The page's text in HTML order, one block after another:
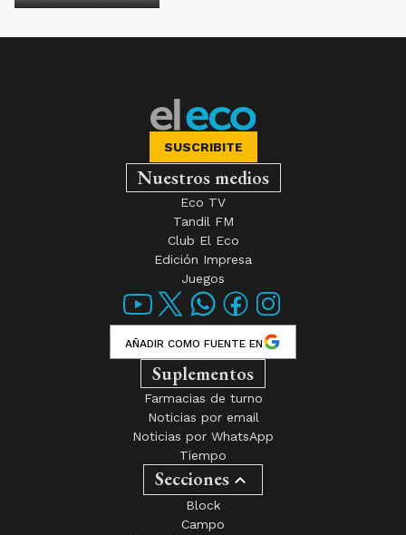
SUSCRIBITE
Nuestros medios
Eco TV
Tandil FM
Club El Eco
Edición Impresa
Juegos
AÑADIR COMO FUENTE EN
Suplementos
Farmacias de turno
Noticias por email
Noticias por WhatsApp
Tiempo
Secciones
Block
Campo